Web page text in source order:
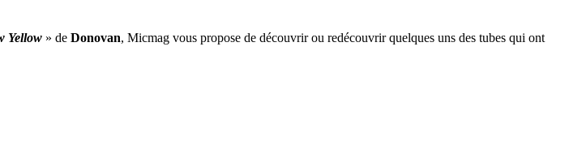
Yellow » de Donovan, Micmag vous propose de découvrir ou redécouvrir quelques uns des tubes qui ont